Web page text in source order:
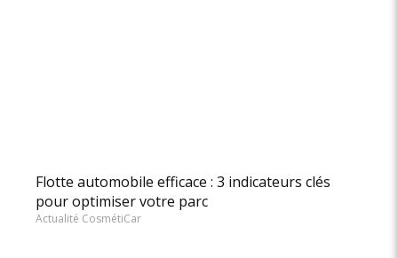
Flotte automobile efficace : 3 indicateurs clés
pour optimiser votre parc
Actualité CosmétiCar